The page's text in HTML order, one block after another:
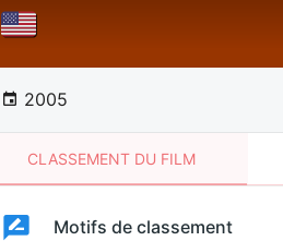
2005
CLASSEMENT DU FILM
ClassementClassement
Motifs de classement